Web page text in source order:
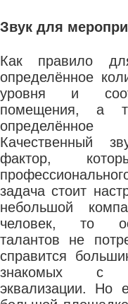
Звук для
Как правило
определённое
уровня и
помещения, а
Качественный
фактор,
задача стоит
небольшой
человек, то
талантов не
справится
знакомых с
эквализации. Но